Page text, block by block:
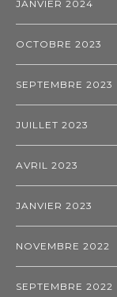
JANVIER 2024
OCTOBRE 2023
SEPTEMBRE 2023
JUILLET 2023
AVRIL 2023
JANVIER 2023
NOVEMBRE 2022
SEPTEMBRE 2022